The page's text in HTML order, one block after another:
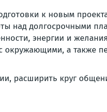
к новым
над долгосрочными
энергии и
окружающими, а также
расширить круг